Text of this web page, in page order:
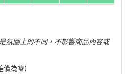
氛圍上的不同，不影響商品內容或
價為零)